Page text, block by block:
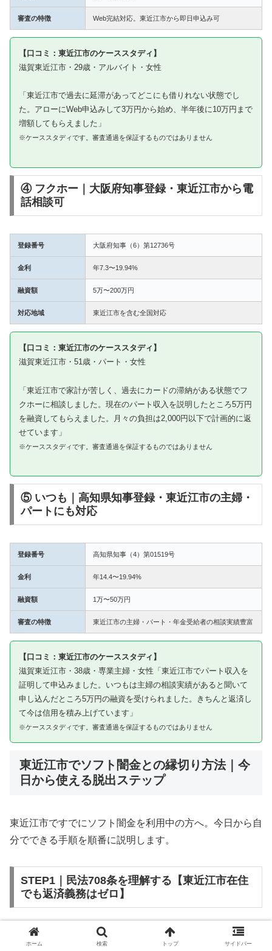
審査の特徴 Web完結対応。東近江市から即日申込み可
【口コミ：東近江市のケーススタディ】
滋賀東近江市・29歳・アルバイト・女性
「東近江市で過去に延滞があってどこにも借りれない状態でし
た。アローにWeb申込みして3万円から始め、半年後に10万円まで
増額してもらえました」
※ケーススタディです。審査通過を保証するものではありません
④ フクホー｜大阪府知事登録・東近江市から電
話相談可
登録番号 大阪府知事（6）第12736号
金利 年7.3〜19.94%
融資額 5万〜200万円
対応地域 東近江市を含む全国対応
【口コミ：東近江市のケーススタディ】
滋賀東近江市・51歳・パート・女性
「東近江市で家計が苦しく、過去にカードの滞納がある状態でフ
クホーに相談しました。現在のパート収入を説明したところ5万円
を融資してもらえました。月々の負担は2,000円以下で計画的に返
せています」
※ケーススタディです。審査通過を保証するものではありません
⑤ いつも｜高知県知事登録・東近江市の主婦・
パートにも対応
登録番号 高知県知事（4）第01519号
金利 年14.4〜19.94%
融資額 1万〜50万円
審査の特徴 東近江市の主婦・パート・年金受給者の相談実績豊富
【口コミ：東近江市のケーススタディ】
滋賀東近江市・38歳・専業主婦・女性「東近江市でパート収入を
証明して申込みました。いつもは主婦の相談実績があると聞いて
申し込んだところ5万円の融資を受けられました。きちんと返済し
て今は信用を積み上げています」
※ケーススタディです。審査通過を保証するものではありません
東近江市でソフト闇金との縁切り方法｜今
日から使える脱出ステップ
東近江市ですでにソフト闇金を利用中の方へ。今日から自
分でできる手順を順番に説明します。
STEP1｜民法708条を理解する【東近江市在住
でも返済義務はゼロ】
ソフト闇金を含む闇金との金銭消費貸借契約は、公序良俗
ホーム 検索 トップ サイドバー